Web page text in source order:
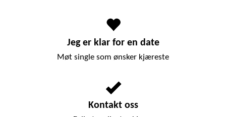
Jeg er klar for en date
Møt single som ønsker kjæreste
Kontakt oss